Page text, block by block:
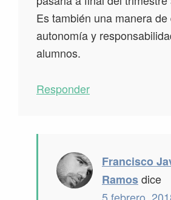
Es también una manera
autonomía y
alumnos.
Responder
Francisco
Ramosdice